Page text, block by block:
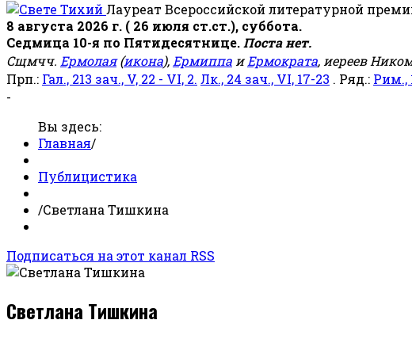
Лауреат Всероссийской литературной
8 августа 2026 г. ( 26 июля ст.ст.), суббота.
Седмица 10-я по Пятидесятнице. Поста нет.
Сщмчч. Ермолая(икона), Ермиппа иЕрмократа, иереев
Прп.: Гал., 213 зач., V, 22 - VI, 2. Лк., 24 зач., VI, 17-23 . Ряд.: Рим.,
-
Вы здесь:
Главная/
Публицистика
/Светлана Тишкина
Подписаться на этот канал RSS
Светлана Тишкина